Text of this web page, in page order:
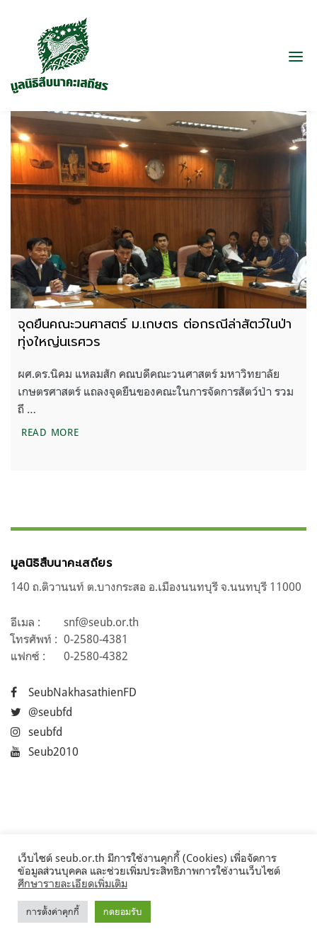
จุดยืนคณะวนศาสตร์ ม.เกษตร ต่อกรณีล่าสัตว์ในป่า
ทุ่งใหญ่นเรศวร
ผศ.ดร.นิคม แหลมสัก คณบดีคณะวนศาสตร์ มหาวิทยาลัย
เกษตรศาสตร์ แถลงจุดยืนของคณะในการจัดการสัตว์ป่า รวม
ถึ …
READ MOREจุดยืนคณะวนศาสตร์ ม.เกษตร ต่อกรณีล่าสัตว์ในป่าทุ่
มูลนิธิสืบนาคะเสถียร
140 ถ.ติวานนท์ ต.บางกระสอ อ.เมืองนนทบุรี จ.นนทบุรี 11000
อีเมล :
snf@seub.or.th
โทรศัพท์ : 0-2580-4381
แฟกซ์ :
0-2580-4382
SeubNakhasathienFD
@seubfd
seubfd
Seub2010
©2017 Seub.or.th
เว็บไซต์ seub.or.th มีการใช้งานคุกกี้ (Cookies) เพื่อจัดการ
ข้อมูลส่วนบุคคล และช่วยเพิ่มประสิทธิภาพการใช้งานเว็บไซต์
ศึกษารายละเอียดเพิ่มเติม
การตั้งค่าคุกกี้ กดยอมรับ